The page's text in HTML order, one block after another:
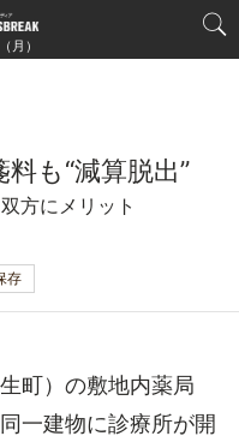
月）
も“減算脱出”
方にメリット
存
町）の敷地内薬局
一建物に診療所が開